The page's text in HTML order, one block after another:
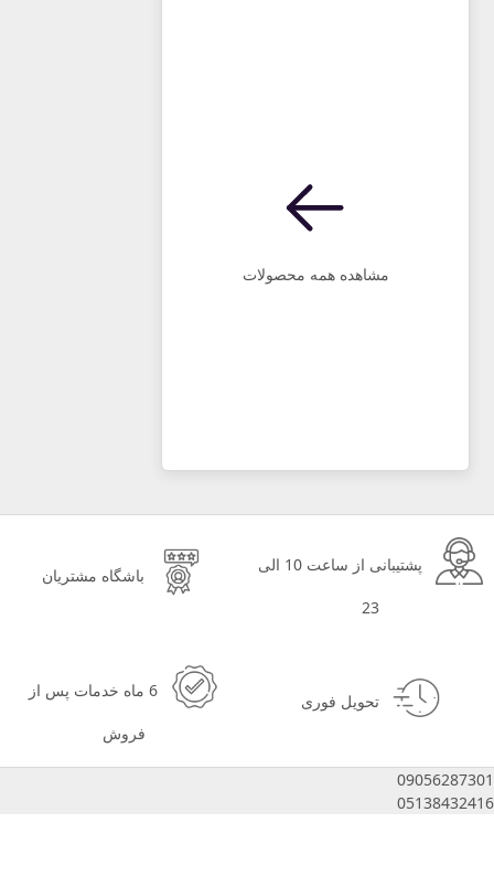
مشاهده همه محصولات
پشتیبانی از ساعت 10 الی
23
باشگاه مشتریان
تحویل فوری
6 ماه خدمات پس از
فروش
09056287301
05138432416